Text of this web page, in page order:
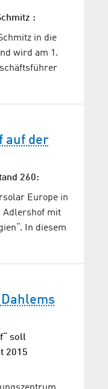
:
in die
wird am 1.
auf der
260:
Europe in
Adlershof mit
In diesem
soll
2015